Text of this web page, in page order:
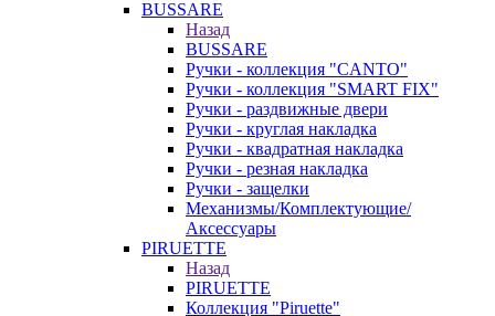
BUSSARE
Назад
BUSSARE
Ручки - коллекция "CANTO"
Ручки - коллекция "SMART FIX"
Ручки - раздвижные двери
Ручки - круглая накладка
Ручки - квадратная накладка
Ручки - резная накладка
Ручки - защелки
Механизмы/Комплектующие/
Аксессуары
PIRUETTE
Назад
PIRUETTE
Коллекция "Piruette"